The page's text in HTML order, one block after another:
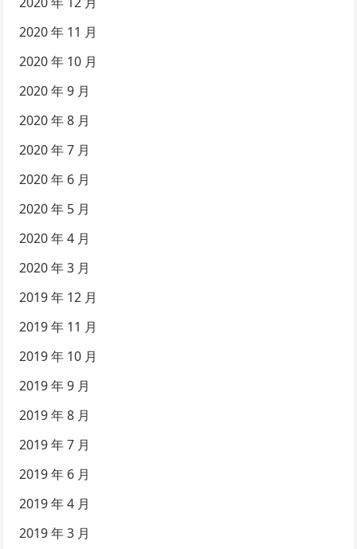
2020 年 11 月
2020 年 10 月
2020 年 9 月
2020 年 8 月
2020 年 7 月
2020 年 6 月
2020 年 5 月
2020 年 4 月
2020 年 3 月
2019 年 12 月
2019 年 11 月
2019 年 10 月
2019 年 9 月
2019 年 8 月
2019 年 7 月
2019 年 6 月
2019 年 4 月
2019 年 3 月